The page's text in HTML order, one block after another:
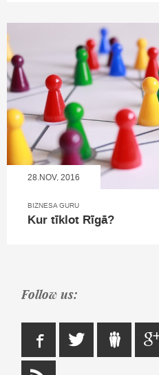
28.NOV, 2016
BIZNESA GURU
Kur tīklot Rīgā?
Follow us: